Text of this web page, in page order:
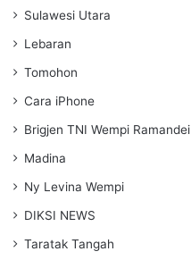
Sulawesi Utara
Lebaran
Tomohon
Cara iPhone
Brigjen TNI Wempi Ramandei
Madina
Ny Levina Wempi
DIKSI NEWS
Taratak Tangah